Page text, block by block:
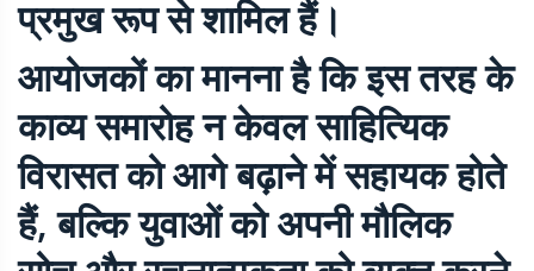
प्रमुख रूप से शामिल हैं।
आयोजकों का मानना है कि इस तरह के
काव्य समारोह न केवल साहित्यिक
विरासत को आगे बढ़ाने में सहायक होते
हैं, बल्कि युवाओं को अपनी मौलिक